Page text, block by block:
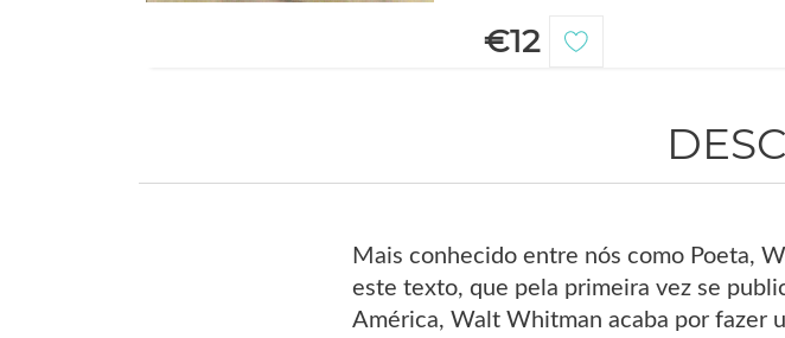
€12
Mais conhecido entre nós como Poeta,
este texto, que pela primeira vez se
América, Walt Whitman acaba por fazer